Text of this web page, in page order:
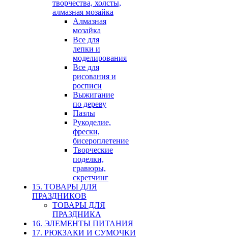
творчества, холсты,
алмазная мозайка
Алмазная
мозайка
Все для
лепки и
моделирования
Все для
рисования и
росписи
Выжигание
по дереву
Пазлы
Рукоделие,
фрески,
бисероплетение
Творческие
поделки,
гравюры,
скретчинг
15. ТОВАРЫ ДЛЯ
ПРАЗДНИКОВ
ТОВАРЫ ДЛЯ
ПРАЗДНИКА
16. ЭЛЕМЕНТЫ ПИТАНИЯ
17. РЮКЗАКИ И СУМОЧКИ